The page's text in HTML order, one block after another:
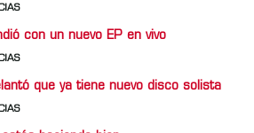
con un nuevo EP en vivo
que ya tiene nuevo disco solista